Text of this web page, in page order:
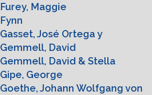
Furey, Maggie
Fynn
Gasset, José Ortega y
Gemmell, David
Gemmell, David & Stella
Gipe, George
Goethe, Johann Wolfgang von